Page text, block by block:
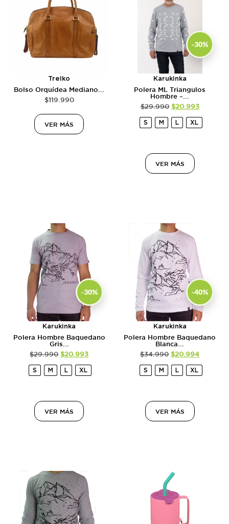
Trelko
Bolso Orquídea Mediano...
$119.990
VER MÁS
-30%
Karukinka
Polera ML Triangulos
Hombre –...
$29.990 $20.993
S M L XL
VER MÁS
-30%
Karukinka
Polera Hombre Baquedano
Gris...
$29.990 $20.993
S M L XL
VER MÁS
-40%
Karukinka
Polera Hombre Baquedano
Blanca...
$34.990 $20.994
S M L XL
VER MÁS